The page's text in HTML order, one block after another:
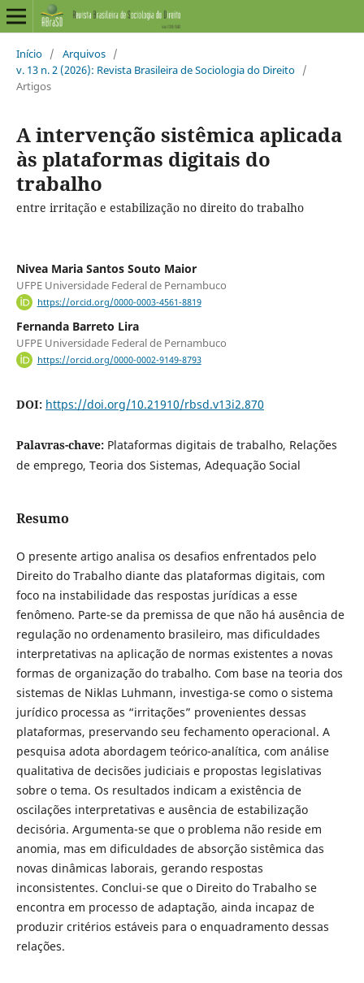
Início / Arquivos /
v. 13 n. 2 (2026): Revista Brasileira de Sociologia do Direito /
Artigos
A intervenção sistêmica aplicada
às plataformas digitais do
trabalho
entre irritação e estabilização no direito do trabalho
Nivea Maria Santos Souto Maior
UFPE Universidade Federal de Pernambuco
https://orcid.org/0000-0003-4561-8819
Fernanda Barreto Lira
UFPE Universidade Federal de Pernambuco
https://orcid.org/0000-0002-9149-8793
DOI: https://doi.org/10.21910/rbsd.v13i2.870
Palavras-chave: Plataformas digitais de trabalho, Relações
de emprego, Teoria dos Sistemas, Adequação Social
Resumo
O presente artigo analisa os desafios enfrentados pelo
Direito do Trabalho diante das plataformas digitais, com
foco na instabilidade das respostas jurídicas a esse
fenômeno. Parte-se da premissa de que não há ausência de
regulação no ordenamento brasileiro, mas dificuldades
interpretativas na aplicação de normas existentes a novas
formas de organização do trabalho. Com base na teoria dos
sistemas de Niklas Luhmann, investiga-se como o sistema
jurídico processa as “irritações” provenientes dessas
plataformas, preservando seu fechamento operacional. A
pesquisa adota abordagem teórico-analítica, com análise
qualitativa de decisões judiciais e propostas legislativas
sobre o tema. Os resultados indicam a existência de
oscilações interpretativas e ausência de estabilização
decisória. Argumenta-se que o problema não reside em
anomia, mas em dificuldades de absorção sistêmica das
novas dinâmicas laborais, gerando respostas
inconsistentes. Conclui-se que o Direito do Trabalho se
encontra em processo de adaptação, ainda incapaz de
produzir critérios estáveis para o enquadramento dessas
relações.